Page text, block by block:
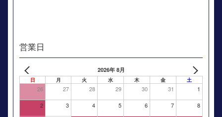
営業日
2026年 8月
日 月 火 水 木 金 土
26 27 28 29 30 31 1
2 3 4 5 6 7 8